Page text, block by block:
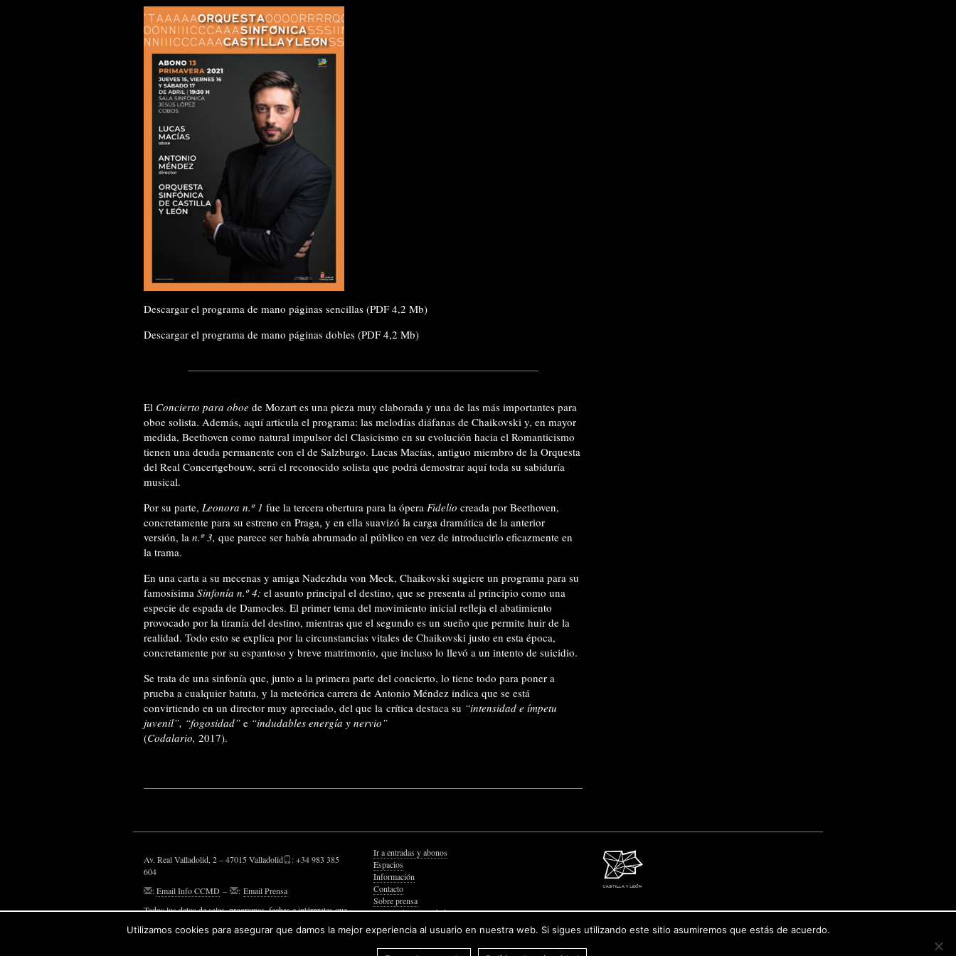
Descargar el programa de mano páginas sencillas (PDF 4,2 Mb)
Descargar el programa de mano páginas dobles (PDF 4,2 Mb)
El Concierto para oboe de Mozart es una pieza muy elaborada y una de las más importantes para
oboe solista. Además, aquí articula el programa: las melodías diáfanas de Chaikovski y, en mayor
medida, Beethoven como natural impulsor del Clasicismo en su evolución hacia el Romanticismo
tienen una deuda permanente con el de Salzburgo. Lucas Macías, antiguo miembro de la Orquesta
del Real Concertgebouw, será el reconocido solista que podrá demostrar aquí toda su sabiduría
musical.
Por su parte, Leonora n.º 1 fue la tercera obertura para la ópera Fidelio creada por Beethoven,
concretamente para su estreno en Praga, y en ella suavizó la carga dramática de la anterior
versión, la n.º 3, que parece ser había abrumado al público en vez de introducirlo eficazmente en
la trama.
En una carta a su mecenas y amiga Nadezhda von Meck, Chaikovski sugiere un programa para su
famosísima Sinfonía n.º 4: el asunto principal el destino, que se presenta al principio como una
especie de espada de Damocles. El primer tema del movimiento inicial refleja el abatimiento
provocado por la tiranía del destino, mientras que el segundo es un sueño que permite huir de la
realidad. Todo esto se explica por la circunstancias vitales de Chaikovski justo en esta época,
concretamente por su espantoso y breve matrimonio, que incluso lo llevó a un intento de suicidio.
Se trata de una sinfonía que, junto a la primera parte del concierto, lo tiene todo para poner a
prueba a cualquier batuta, y la meteórica carrera de Antonio Méndez indica que se está
convirtiendo en un director muy apreciado, del que la crítica destaca su “intensidad e ímpetu
juvenil”, “fogosidad” e “indudables energía y nervio”
(Codalario, 2017).
Av. Real Valladolid, 2 – 47015 Valladolid
: +34 983 385
604
:Email Info CCMD – : Email Prensa
Todos los datos de salas, programas, fechas e intérpretes que
Ir a entradas y abonos
Espacios
Información
Contacto
Sobre prensa
Política de Privacidad
Política de Cookies
Accesibilidad Web
Utilizamos cookies para asegurar que damos la mejor experiencia al usuario en nuestra web. Si sigues utilizando este sitio asumiremos que estás de acuerdo.